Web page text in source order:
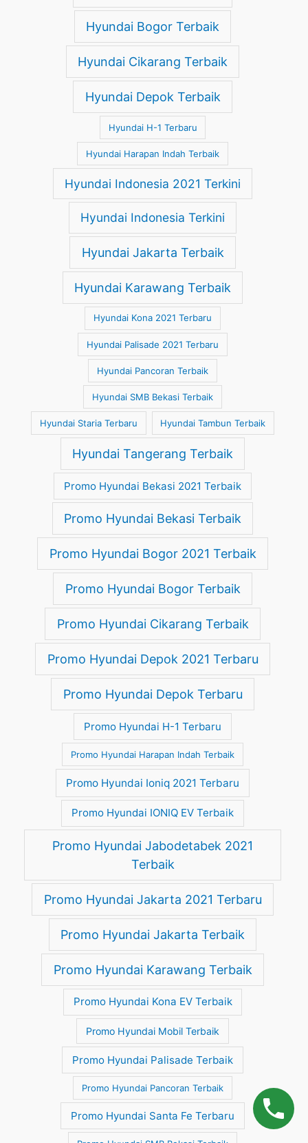
Hyundai Bogor Terbaik
Hyundai Cikarang Terbaik
Hyundai Depok Terbaik
Hyundai H-1 Terbaru
Hyundai Harapan Indah Terbaik
Hyundai Indonesia 2021 Terkini
Hyundai Indonesia Terkini
Hyundai Jakarta Terbaik
Hyundai Karawang Terbaik
Hyundai Kona 2021 Terbaru
Hyundai Palisade 2021 Terbaru
Hyundai Pancoran Terbaik
Hyundai SMB Bekasi Terbaik
Hyundai Staria Terbaru Hyundai Tambun Terbaik
Hyundai Tangerang Terbaik
Promo Hyundai Bekasi 2021 Terbaik
Promo Hyundai Bekasi Terbaik
Promo Hyundai Bogor 2021 Terbaik
Promo Hyundai Bogor Terbaik
Promo Hyundai Cikarang Terbaik
Promo Hyundai Depok 2021 Terbaru
Promo Hyundai Depok Terbaru
Promo Hyundai H-1 Terbaru
Promo Hyundai Harapan Indah Terbaik
Promo Hyundai Ioniq 2021 Terbaru
Promo Hyundai IONIQ EV Terbaik
Promo Hyundai Jabodetabek 2021
Terbaik
Promo Hyundai Jakarta 2021 Terbaru
Promo Hyundai Jakarta Terbaik
Promo Hyundai Karawang Terbaik
Promo Hyundai Kona EV Terbaik
Promo Hyundai Mobil Terbaik
Promo Hyundai Palisade Terbaik
Promo Hyundai Pancoran Terbaik
Promo Hyundai Santa Fe Terbaru